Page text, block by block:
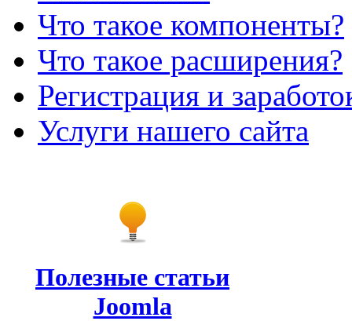
Что такое компоненты?
Что такое расширения?
Регистрация и
Услуги нашего сайта
Полезные статьи
Joomla